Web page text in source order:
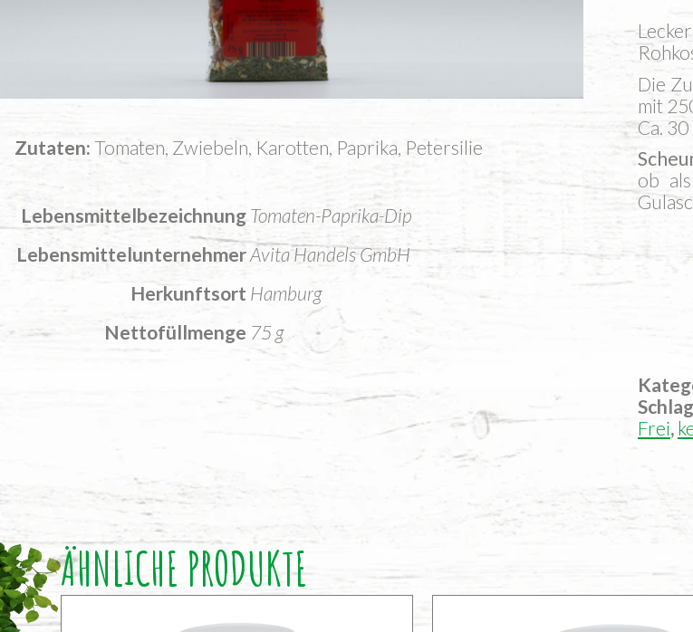
Dip
Menge
Die
mit
Ca.
ob
Zutaten Tomaten, Zwiebeln, Karotten, Paprika, Petersilie
Lebensmittelbezeichnung Tomaten-Paprika-Dip
LebensmittelunternehmerAvita Handels GmbH
Herkunftsort Hamburg
Nettofüllmenge 75 g
Frei,
ÄHNLICHE PRODUKTE